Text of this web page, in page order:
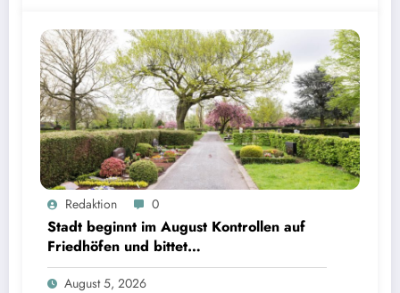
Redaktion 0
Stadt beginnt im August Kontrollen auf
Friedhöfen und bittet
Grabverantwortliche um Pflegeeinsatz
August 5, 2026